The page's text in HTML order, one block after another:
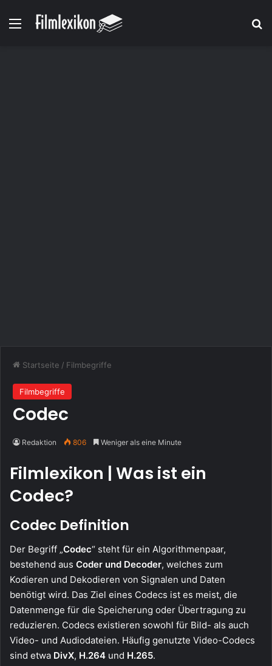
Menü
Startseite / Filmbegriffe
Filmbegriffe
Codec
Redaktion 806 Weniger als eine Minute
Filmlexikon | Was ist ein
Codec?
Codec Definition
Der Begriff „Codec“ steht für ein Algorithmenpaar,
bestehend aus Coder und Decoder, welches zum
Kodieren und Dekodieren von Signalen und Daten
benötigt wird. Das Ziel eines Codecs ist es meist, die
Datenmenge für die Speicherung oder Übertragung zu
reduzieren. Codecs existieren sowohl für Bild- als auch
Video- und Audiodateien. Häufig genutzte Video-Codecs
sind etwa DivX, H.264 und H.265.